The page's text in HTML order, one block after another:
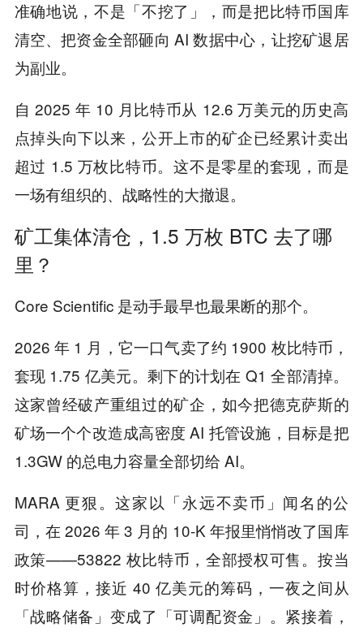
准确地说，不是「不挖了」，而是把比特币国库
清空、把资金全部砸向 AI 数据中心，让挖矿退居
为副业。
自 2025 年 10 月比特币从 12.6 万美元的历史高
点掉头向下以来，公开上市的矿企已经累计卖出
超过 1.5 万枚比特币。这不是零星的套现，而是
一场有组织的、战略性的大撤退。
矿工集体清仓，1.5 万枚 BTC 去了哪
里？
Core Scientific 是动手最早也最果断的那个。
2026 年 1 月，它一口气卖了约 1900 枚比特币，
套现 1.75 亿美元。剩下的计划在 Q1 全部清掉。
这家曾经破产重组过的矿企，如今把德克萨斯的
矿场一个个改造成高密度 AI 托管设施，目标是把
1.3GW 的总电力容量全部切给 AI。
MARA 更狠。这家以「永远不卖币」闻名的公
司，在 2026 年 3 月的 10-K 年报里悄悄改了国库
政策——53822 枚比特币，全部授权可售。按当
时价格算，接近 40 亿美元的筹码，一夜之间从
「战略储备」变成了「可调配资金」。紧接着，